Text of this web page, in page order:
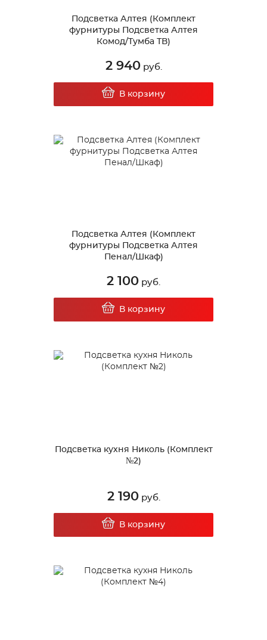
Подсветка Алтея (Комплект
фурнитуры Подсветка Алтея
Комод/Тумба ТВ)
2 940руб.
В корзину
Подсветка Алтея (Комплект
фурнитуры Подсветка Алтея
Пенал/Шкаф)
2 100 руб.
В корзину
Подсветка кухня Николь (Комплект
№2)
2 190руб.
В корзину